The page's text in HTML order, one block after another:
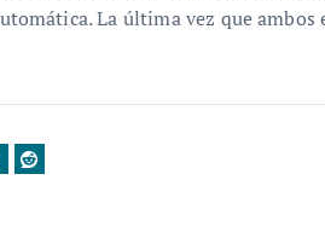
La última vez que